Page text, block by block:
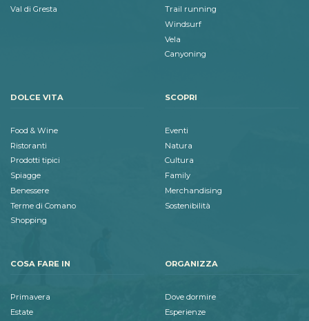
Val di Gresta
Trail running
Windsurf
Vela
Canyoning
DOLCE VITA
Food & Wine
Ristoranti
Prodotti tipici
Spiagge
Benessere
Terme di Comano
Shopping
SCOPRI
Eventi
Natura
Cultura
Family
Merchandising
Sostenibilità
COSA FARE IN
Primavera
Estate
ORGANIZZA
Dove dormire
Esperienze